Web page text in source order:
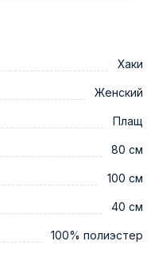
Хаки
Женский
Плащ
80 см
100 см
40 см
100% полиэстер